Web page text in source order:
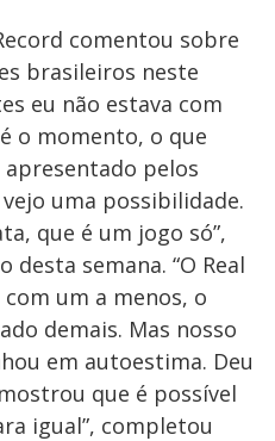
comentou sobre
brasileiros neste
eu não estava com
o momento, o que
pelos
uma possibilidade.
que é um jogo só”,
desta semana. “O Real
um a menos, o
demais. Mas nosso
em autoestima. Deu
que é possível
igual”, completou